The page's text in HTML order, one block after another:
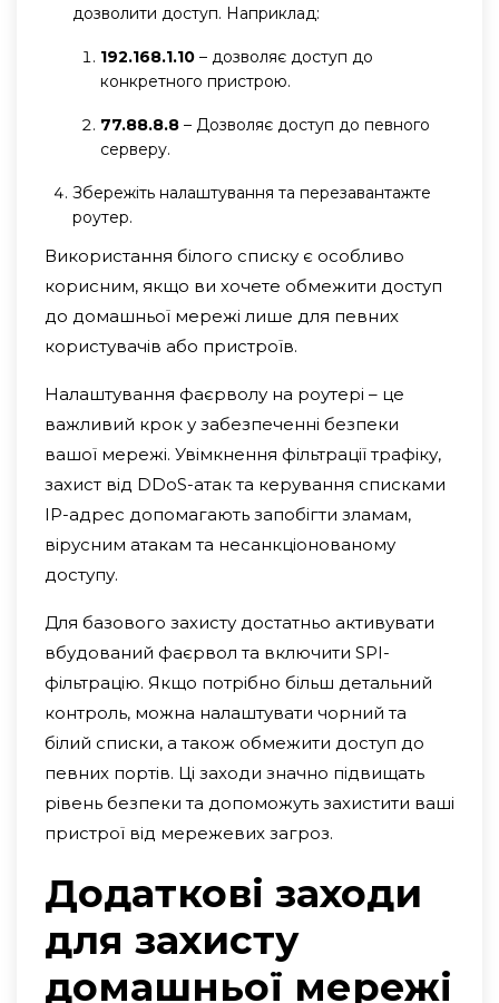
дозволити доступ. Наприклад:
192.168.1.10 – дозволяє доступ до
конкретного пристрою.
77.88.8.8 – Дозволяє доступ до певного
серверу.
Збережіть налаштування та перезавантажте
роутер.
Використання білого списку є особливо
корисним, якщо ви хочете обмежити доступ
до домашньої мережі лише для певних
користувачів або пристроїв.
Налаштування фаєрволу на роутері – це
важливий крок у забезпеченні безпеки
вашої мережі. Увімкнення фільтрації трафіку,
захист від DDoS-атак та керування списками
IP-адрес допомагають запобігти зламам,
вірусним атакам та несанкціонованому
доступу.
Для базового захисту достатньо активувати
вбудований фаєрвол та включити SPI-
фільтрацію. Якщо потрібно більш детальний
контроль, можна налаштувати чорний та
білий списки, а також обмежити доступ до
певних портів. Ці заходи значно підвищать
рівень безпеки та допоможуть захистити ваші
пристрої від мережевих загроз.
Додаткові заходи
для захисту
домашньої мережі